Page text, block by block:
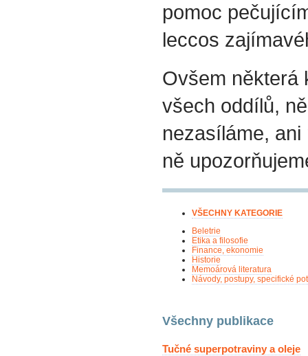
pomoc
leccos
Ovšem některá
všech oddílů,
nezasíláme,
ně
VŠECHNY KATEGORIE
Beletrie
Etika a filosofie
Finance, ekonomie
Historie
Memoárová literatura
Návody, postupy, specifické
Všechny publikace
Tučné superpotraviny a oleje